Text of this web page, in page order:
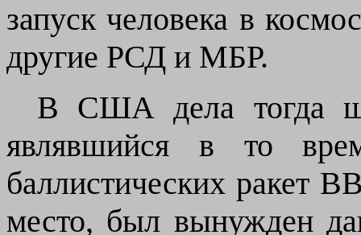
запуск человека в
другие РСД и МБР.
В США дела тогда
являвшийся в то
баллистических ракет
место, был вынужден